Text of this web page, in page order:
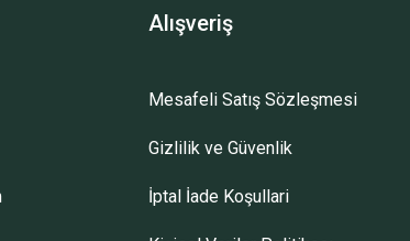
Alışveriş
Mesafeli Satış Sözleşmesi
Gizlilik ve Güvenlik
İptal İade Koşullari